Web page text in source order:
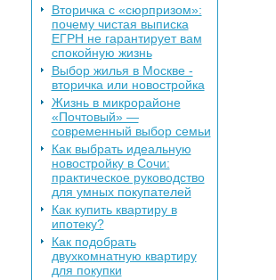
Вторичка с «сюрпризом»:
почему чистая выписка
ЕГРН не гарантирует вам
спокойную жизнь
Выбор жилья в Москве -
вторичка или новостройка
Жизнь в микрорайоне
«Почтовый» —
современный выбор семьи
Как выбрать идеальную
новостройку в Сочи:
практическое руководство
для умных покупателей
Как купить квартиру в
ипотеку?
Как подобрать
двухкомнатную квартиру
для покупки